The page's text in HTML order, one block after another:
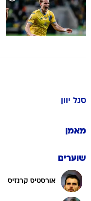
סגל יוון
מאמן
שוערים
אורסטיס קרנזיס